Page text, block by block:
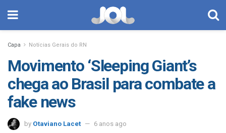
Capa Notícias Gerais do RN
Movimento ‘Sleeping Giant’s
chega ao Brasil para combate a
fake news
by Otaviano Lacet 6 anos ago